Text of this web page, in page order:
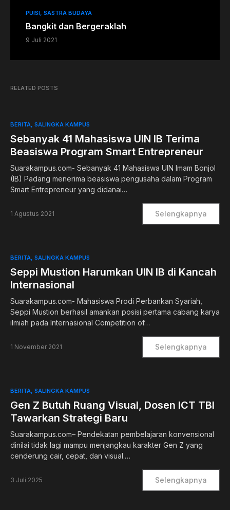
PUISI SASTRA BUDAYA
Bangkit dan Bergeraklah
9 Juli 2021
RELATED POSTS
BERITA SALINGKA KAMPUS
Sebanyak 41 Mahasiswa UIN IB Terima
Beasiswa Program Smart Entrepreneur
Suarakampus.com- Sebanyak 41 Mahasiswa UIN Imam Bonjol
(IB) Padang menerima beasiswa pengusaha dalam Program
Smart Entrepreneur yang didanai…
1 Agustus 2021 Selengkapnya
BERITA SALINGKA KAMPUS
Seppi Mustion Harumkan UIN IB di Kancah
Internasional
Suarakampus.com- Mahasiswa Prodi Perbankan Syariah,
Seppi Mustion berhasil amankan posisi pertama cabang karya
ilmiah pada Internasional Competition of…
1 November 2021 Selengkapnya
BERITA SALINGKA KAMPUS
Gen Z Butuh Ruang Visual, Dosen ICT TBI
Tawarkan Strategi Baru
Suarakampus.com– Pendekatan pembelajaran konvensional
dinilai tidak lagi mampu menjangkau karakter Gen Z yang
cenderung cair, cepat, dan visual.…
3 Juli 2025 Selengkapnya